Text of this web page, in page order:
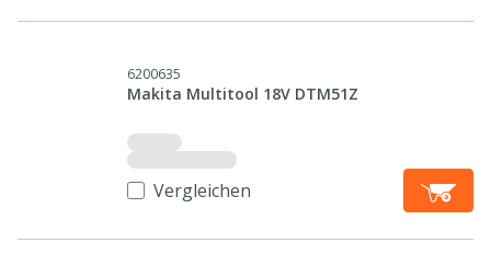
6200635
Makita Multitool 18V DTM51Z
Vergleichen